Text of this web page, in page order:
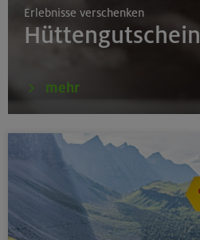
München
17.-19.08.26
m
Zillertaler Alpen
16.08.26
Schinder 1808 m
Erlebnisse verschenken
Hüttengutschein
mehr